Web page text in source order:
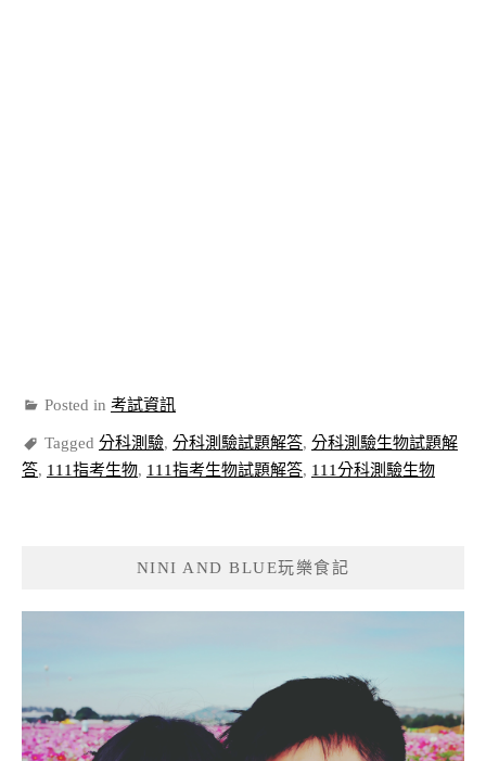
Posted in 考試資訊
Tagged 分科測驗, 分科測驗試題解答, 分科測驗生物試題解
答, 111指考生物, 111指考生物試題解答, 111分科測驗生物
NINI AND BLUE玩樂食記